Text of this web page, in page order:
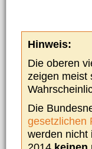
Hinweis:
Die oberen
zeigen meist
Die
gesetzlichen
werden nicht